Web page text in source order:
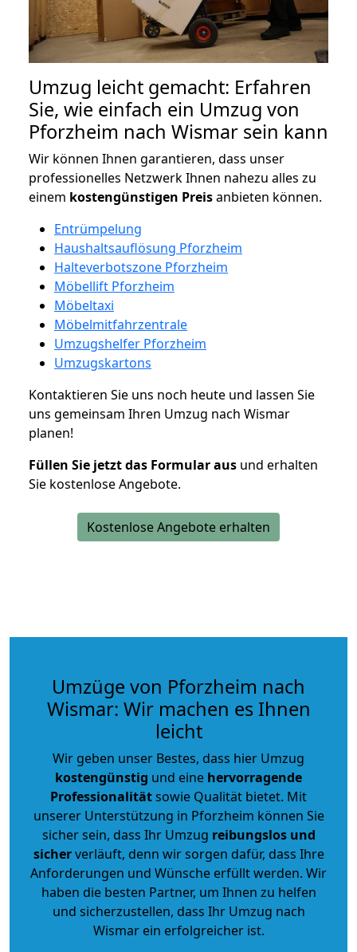
Umzug leicht gemacht: Erfahren
Sie, wie einfach ein Umzug von
Pforzheim nach Wismar sein kann
Wir können Ihnen garantieren, dass unser
professionelles Netzwerk Ihnen nahezu alles zu
einem kostengünstigen Preisanbieten können.
Entrümpelung
Haushaltsauflösung Pforzheim
Halteverbotszone Pforzheim
Möbellift Pforzheim
Möbeltaxi
Möbelmitfahrzentrale
Umzugshelfer Pforzheim
Umzugskartons
Kontaktieren Sie uns noch heute und lassen Sie
uns gemeinsam Ihren Umzug nach Wismar
planen!
Füllen Sie jetzt das Formular aus und erhalten
Sie kostenlose Angebote.
Kostenlose Angebote erhalten
Umzüge von Pforzheim nach
Wismar: Wir machen es Ihnen
leicht
Wir geben unser Bestes, dass hier Umzug
kostengünstig und eine hervorragende
Professionalitätsowie Qualität bietet. Mit
unserer Unterstützung in Pforzheim können Sie
sicher sein, dass Ihr Umzug reibungslos und
sicherverläuft, denn wir sorgen dafür, dass Ihre
Anforderungen und Wünsche erfüllt werden. Wir
haben die besten Partner, um Ihnen zu helfen
und sicherzustellen, dass Ihr Umzug nach
Wismar ein erfolgreicher ist.